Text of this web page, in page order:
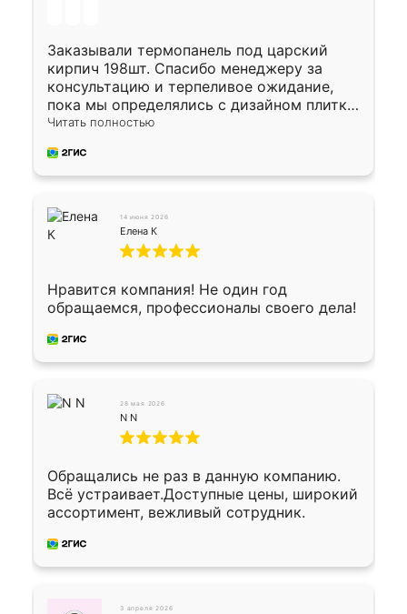
Заказывали термопанель под царский
кирпич 198шт. Спасибо менеджеру за
консультацию и терпеливое ожидание,
пока мы определялись с дизайном плитки.
Исполнен заказ в срок, спасибо
предоплата наличкой 50%. Накануне с
водителем договорились о доставке в
Окончательный расчет при получении.
Огромная благодарность водителю, помог
выгрузить. Получили коробку плитки на
Осталось дело за малым-монтировать)))
Подарили два больших вазона трапеция
из архитектурного бетона-красота.
Читать полностью
14 июня 2026
Елена К
Нравится компания! Не один год
обращаемся, профессионалы своего дела!
28 мая 2026
N N
Обращались не раз в данную компанию.
Всё устраивает.Доступные цены, широкий
ассортимент, вежливый сотрудник.
3 апреля 2026